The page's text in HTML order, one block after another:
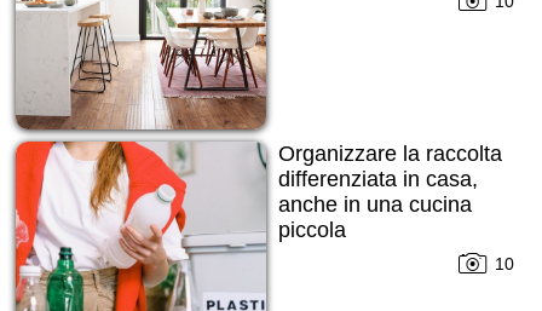
Organizzare la raccolta
differenziata in casa,
anche in una cucina
piccola
10